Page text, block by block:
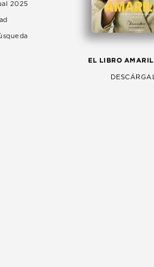
2025
EL LIBRO